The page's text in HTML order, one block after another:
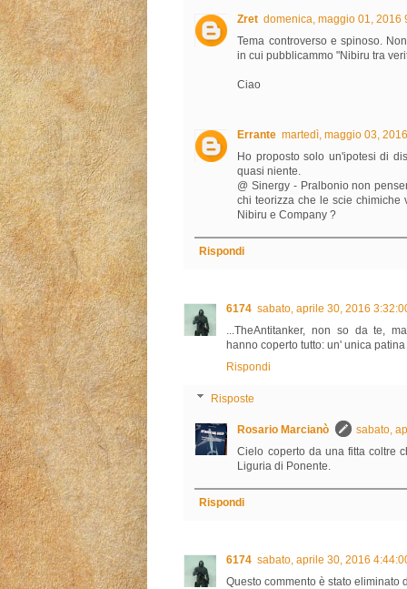
Zret domenica, maggio 01, 2016
Tema controverso e spinoso.
in cui pubblicammo "Nibiru tra
Ciao
Errante martedì, maggio 03,
Ho proposto solo un'ipotesi di
quasi niente.
@ Sinergy - Pralbonio non
chi teorizza che le scie chimiche
Nibiru e Company ?
Rispondi
6174 sabato, aprile 30, 2016
...TheAntitanker, non so da te,
hanno coperto tutto: un' unica
Rispondi
Risposte
Rosario Marcianò
sabato,
Cielo coperto da una fitta coltre
Liguria di Ponente.
Rispondi
6174 sabato, aprile 30, 2016
Questo commento è stato eliminato